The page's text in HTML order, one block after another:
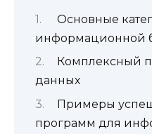
Основные
информационной
Комплексный
данных
Примеры
программ для